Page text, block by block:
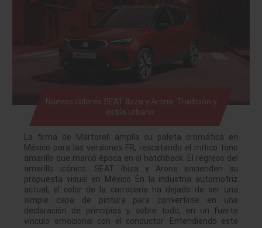
Nuevos colores SEAT Ibiza y Arona: Tradición y
estilo urbano.
La firma de Martorell amplía su paleta cromática en
México para las versiones FR, rescatando el mítico tono
amarillo que marcó época en el hatchback. El regreso del
amarillo icónico: SEAT Ibiza y Arona encienden su
propuesta visual en México En la industria automotriz
actual, el color de la carrocería ha dejado de ser una
simple capa de pintura para convertirse en una
declaración de principios y, sobre todo, en un fuerte
vínculo emocional con el conductor. Entendiendo este